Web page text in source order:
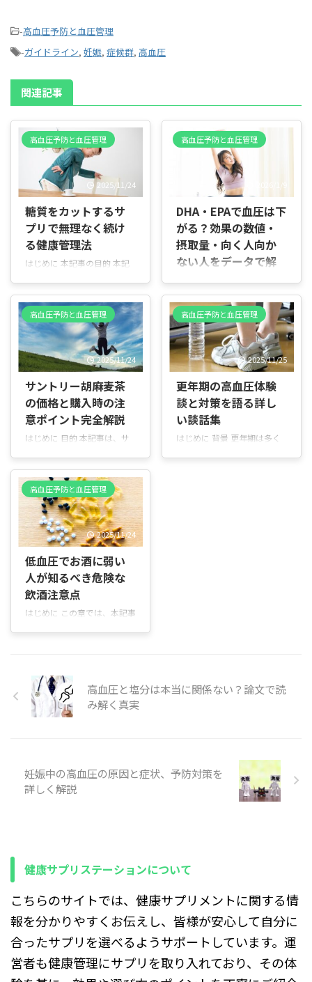
-高血圧予防と血圧管理
-ガイドライン, 妊娠, 症候群, 高血圧
関連記事
高血圧予防と血圧管理
2025/11/24
糖質をカットするサ
プリで無理なく続け
る健康管理法
はじめに 本記事の目的 本記
る入門ガイドです。糖質カッ
トサプリがどんな役割を果た
すのか、期待できる効果や代
表的な成分、正しい飲み方や
注意点まで、日常ですぐ役立
つ情報を分かりやすくまとめ
ました。 糖質カットサプリと
は 簡単に言えば、食事でとる
糖質（ごはんやパン、麺な
値の上昇を穏やかにするため
のサプリメントです。例え
ば、外食で炭水化物を多く食
べたときにサプリを併用する
ことで、体重管理や血糖値コ
ントロールのサポートになり
ます。脂質の吸 ...
高血圧予防と血圧管理
2026/1/9
DHA・EPAで血圧は下
がる？効果の数値・
摂取量・向く人向か
ない人をデータで解
はじめに DHAやEPAが血圧に
関係するという話は、健康情
報や食品の紹介の中でよく見
かけますが、どの程度の効果
があるのか、どんな条件で違
いが出るのかは分かりにくい
まま語られることが少なくあ
りません。魚を食べる話とサ
プリの話が混ざったり、数値
が出てこなかったりすると、
実際の生活に当てはめにくく
高血圧予防と血圧管理
2025/11/24
サントリー胡麻麦茶
の価格と購入時の注
意ポイント完全解説
はじめに 目的 本記事は、サ
茶」の価格情報を中心にわか
りやすくまとめたガイドで
す。日常的に購入する方やま
とめ買いを検討している方
が、無駄なく賢く買い物でき
るように作成しました。 本記
事で分かること 350mlペット
ボトル×24本セットの通販最
安値の探し方 主要通販サイト
述） 1本あたりの価格計算方
法と注意点 価格変動の要因や
ト、購入時のチェックポイン
ト 読み方のポイント 価格は
時 ...
高血圧予防と血圧管理
2025/11/25
更年期の高血圧体験
談と対策を語る詳し
い談話集
はじめに 背景 更年期は多く
医療機関の受診を検討してい
高血圧予防と血圧管理
2025/11/24
低血圧でお酒に弱い
人が知るべき危険な
飲酒注意点
はじめに この章では、本記事
むと顔が赤くなったり、気分
が悪くなりやすい人）である
場合に、どのようなリスクや
たときの起こりやすい症状、
日常でできる対策まで幅広く
います。病気の診断や治療は
医師に相 ...
高血圧と塩分は本当に関係ない？論文で読
み解く真実
妊娠中の高血圧の原因と症状、予防対策を
詳しく解説
健康サプリステーションについて
こちらのサイトでは、健康サプリメントに関する情
報を分かりやすくお伝えし、皆様が安心して自分に
合ったサプリを選べるようサポートしています。運
営者も健康管理にサプリを取り入れており、その体